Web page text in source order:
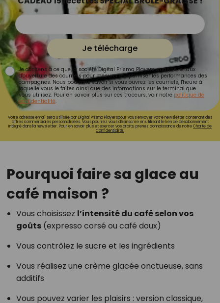
Je télécharge
Je consens à ce que la société Digital Prisma Players analyse le taux
d'ouverture des courriels pour mesurer et optimiser les performances des
campagnes. Nous pourrons savoir si vous ouvrez les courriels, l'heure à
laquelle vous le faites ainsi que des informations sur le terminal que
vous utilisez. Pour en savoir plus sur ces traceurs, voir notre politique de
confidentialité.
Votre adresse email sera utilisée par Digital Prisma Playerspour vous envoyer votre newsletter contenant des
offres commerciales personnalisées. Vous pourrez vous désinscrire en utilisant le lien de désabonnement
intégré dans la newsletter. Pour en savoir plus et exercer vos droits, prenez connaissance de notreCharte de
Confidentialité.
Pourquoi faire sa glace au
café maison ?
Vous choisissez l’intensité du café selon vos
goûts(expresso corsé ou café doux)
Vous contrôlez le sucre et les ingrédients
Vous réalisez une crème glacée onctueuse, sans
additifs
Vous pouvez varier les plaisirs : version classique,